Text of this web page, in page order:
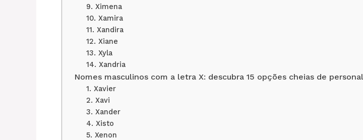
9. Ximena
10. Xamira
11. Xandira
12. Xiane
13. Xyla
14. Xandria
Nomes masculinos com a letra X: descubra 15 opções cheias de
1. Xavier
2. Xavi
3. Xander
4. Xisto
5. Xenon